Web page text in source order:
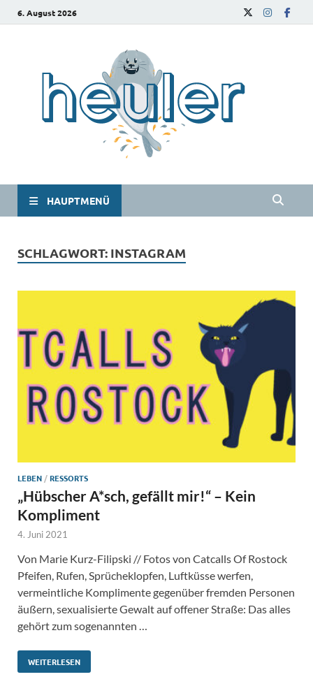
6. August 2026
HAUPTMENÜ
SCHLAGWORT: INSTAGRAM
LEBEN /RESSORTS
„Hübscher A*sch, gefällt mir!“ – Kein
Kompliment
4. Juni 2021
Von Marie Kurz-Filipski // Fotos von Catcalls Of Rostock
Pfeifen, Rufen, Sprücheklopfen, Luftküsse werfen,
vermeintliche Komplimente gegenüber fremden Personen
äußern, sexualisierte Gewalt auf offener Straße: Das alles
gehört zum sogenannten …
WEITERLESEN